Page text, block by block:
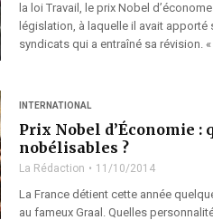
la loi Travail, le prix Nobel
législation, à laquelle il avait
syndicats qui a entraîné sa révision.
INTERNATIONAL
Prix Nobel d’Économie :
nobélisables ?
La Rédaction 11/10/2014
La France détient cette année
au fameux Graal. Quelles